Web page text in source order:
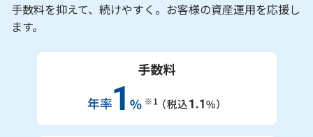
手数料を抑えて、続けやすく。お客様の資産運用を応援し
ます。